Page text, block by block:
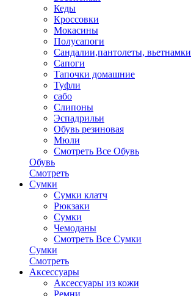
Кеды
Кроссовки
Мокасины
Полусапоги
Сандалии,пантолеты, вьетнамки
Сапоги
Тапочки домашние
Туфли
сабо
Слипоны
Эспадрильи
Обувь резиновая
Мюли
Смотреть Все Обувь
Обувь
Смотреть
Сумки
Сумки клатч
Рюкзаки
Сумки
Чемоданы
Смотреть Все Сумки
Сумки
Смотреть
Аксессуары
Аксессуары из кожи
Ремни